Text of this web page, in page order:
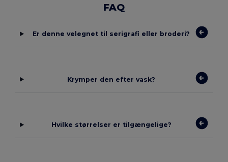
FAQ
Er denne velegnet til serigrafi eller broderi?
Krymper den efter vask?
Hvilke størrelser er tilgængelige?